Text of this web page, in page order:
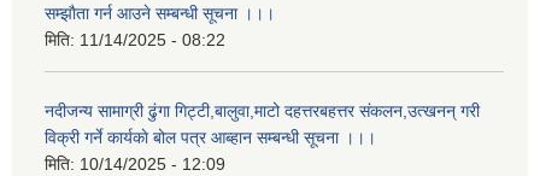
सम्झाैता गर्न आउने सम्बन्धी सूचना ।।।
मिति: 11/14/2025 - 08:22
नदीजन्य सामाग्री ढुंगा गिट्टी,बालुवा,माटो दहत्तरबहत्तर संकलन,उत्खनन् गरी
विक्री गर्ने कार्यकाे बोल पत्र आब्हान सम्बन्धी सूचना ।।।
मिति: 10/14/2025 - 12:09